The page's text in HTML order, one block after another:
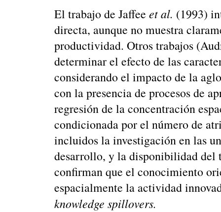
El trabajo de Jaffee et al. (1993)
directa, aunque no muestra
productividad. Otros trabajos
determinar el efecto de las
considerando el impacto de la
con la presencia de procesos de
regresión de la concentración
condicionada por el número de
incluidos la investigación en las
desarrollo, y la disponibilidad del
confirman que el conocimiento
espacialmente la actividad
knowledge spillovers.